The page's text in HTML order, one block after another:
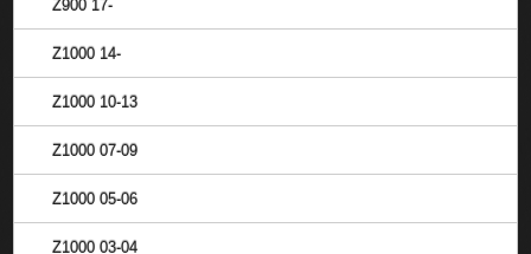
Z900 17-
Z1000 14-
Z1000 10-13
Z1000 07-09
Z1000 05-06
Z1000 03-04